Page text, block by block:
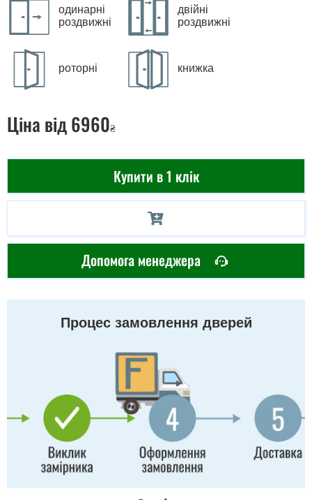
одинарні
роздвижні
двійні
роздвижні
роторні книжка
Ціна від 6960₴
Купити в 1 клік
Допомога менеджера
Процес замовлення дверей